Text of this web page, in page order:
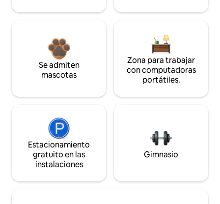
Se admiten
mascotas
Zona para trabajar
con computadoras
portátiles.
Estacionamiento
gratuito en las
instalaciones
Gimnasio